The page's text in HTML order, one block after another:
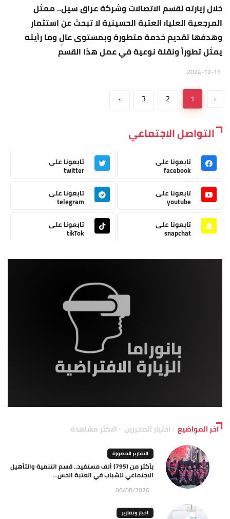
خلال زيارته لقسم الاتصالات وشركة عراق سيل.. ممثل
المرجعية العليا: العتبة الحسينية لا تبحث عن استثمار
وهدفها تقديم خدمة متطورة وبمستوى عالٍ وما رأيته
يمثل تطوراً ونقلة نوعية في عمل هذا القسم
‹
1
2
3
›
التواصل الاجتماعي
تابعونا على
facebook
تابعونا على
twitter
تابعونا على
youtube
تابعونا على
telegram
تابعونا على
snapchat
تابعونا على
tikTok
آخر المواضيع اختيار المحررين الاكثر مشاهدة
التقارير المصورة
بأكثر من (795) ألف مستفيد.. قسم التنمية والتأهيل
الاجتماعي للشباب في العتبة الحس...
06/08/2026
اخبار وتقارير